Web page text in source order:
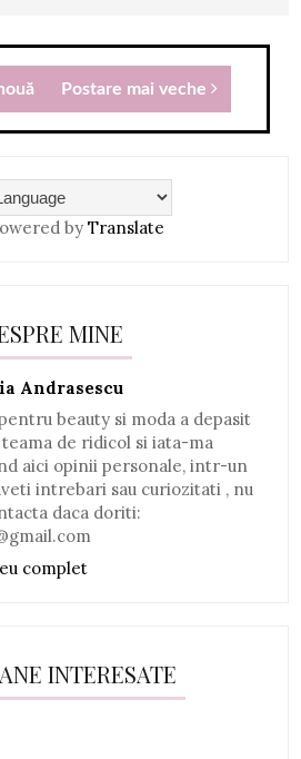
Postare mai veche
by Translate
MINE
Andrasescu
beauty si moda a depasit
teama de ridicol si iata-ma
aici opinii personale, intr-un
intrebari sau curiozitati , nu
daca doriti:
complet
INTERESATE